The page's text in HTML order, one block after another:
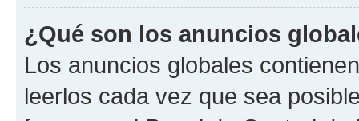
¿Qué son los anuncios
Los anuncios globales
leerlos cada vez que sea